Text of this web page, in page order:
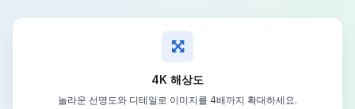
4K 해상도
놀라운 선명도와 디테일로 이미지를 4배까지 확대하세요.